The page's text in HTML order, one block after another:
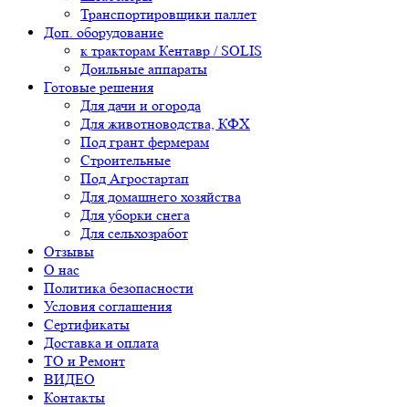
Транспортировщики паллет
Доп. оборудование
к тракторам Кентавр / SOLIS
Доильные аппараты
Готовые решения
Для дачи и огорода
Для животноводства, КФХ
Под грант фермерам
Строительные
Под Агростартап
Для домашнего хозяйства
Для уборки снега
Для сельхозработ
Отзывы
О нас
Политика безопасности
Условия соглашения
Сертификаты
Доставка и оплата
ТО и Ремонт
ВИДЕО
Контакты